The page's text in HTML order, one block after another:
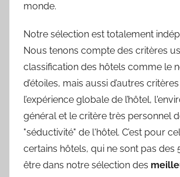
monde.
Notre sélection est totalement
Nous tenons compte des critères
classification des hôtels comme le
d’étoiles, mais aussi d’autres
l’expérience globale de l’hôtel,
général et le critère très personnel
"séductivité" de l'hôtel. C’est pour
certains hôtels, qui ne sont pas des
être dans notre sélection des